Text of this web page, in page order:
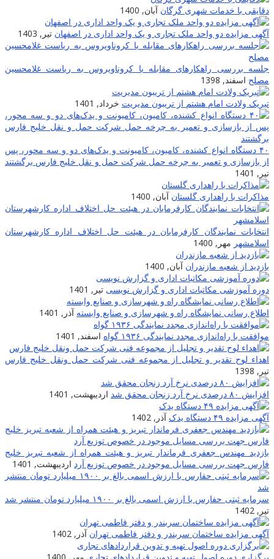
دقایقی با خدمات شهری گرگان آبان, 1400
آگهی مزایده دو واحد ملک تجاری و یک واحد اداری در اصفهان تیر, 1403
جلسه بررسی راهکارهای مقابله با کروناویروس به ریاست غلامحسین
مصلح اسفند, 1398
تبریک ولادت امام هشتم از تریبون مدیریت خرداد, 1401
۴۰ دستگاه انواع کشنده، کامیون، کامیونت و یدک‌های دو و سه محور، پس
از بازسازی و تعمیر به چرخه حمل شرکت حمل و نقل خلیج فارس برگشتند
تیر, 1401
مذاکرات با راهداری گلستان آبان, 1400
انتخابات نمایندگان کارفرمایان در هیئت حل اختلاف اداره کارشهرستان
اسلامشهر مهر, 1400
بازدید از شعبه مازندران آبان, 1400
دوره آموزشی مکاتبات اداری و گزارش نویسی تیر, 1401
اطلاع رسانی نمایشگاه راه و شهرسازی و صنایع وابسته آذر, 1401
موافقت با راه‌اندازی مجدد نمایندگی ۱۹۳۶ گواه
اسفند, 1401
اهداء لوح تقدیر و تجلیل از مجموعه فنی شرکت حمل ونقل خلیج فارس
تیر, 1398
افزایش ۸۰ درصدی نرخ آرد زنجان محقق شد
اردیبهشت, 1401
آگهی مزایده ۴۹ دستگاه یدک
آذر, 1402
بازدید مهندس جعفری فرماندار تبریز و هیئت همراه از شعبه تبریز خلیج
فارس جهت بررسی مسایل موجود در خصوص توزیع آرد اردیبهشت, 1401
سرمایه ثبتی حفارس با ارزش اسمی بالغ بر ۱۹۰۰ میلیارد تومان منتشر شد
تیر, 1402
آگهی مزایده ساختمان سربندر و دفتر فاطمی تهران آذر, 1402
برگزاری دوره اصول تهیه و تدوین قراردادهای تجاری مهر, 1400